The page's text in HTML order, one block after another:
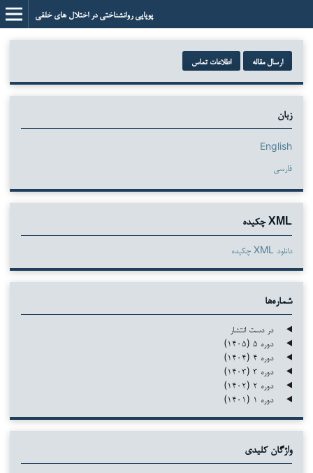
پویایی روانشناختی در اختلال های خلقی
ارسال مقاله اطلاعات تماس
زبان
English
فارسی
XML چکیده
دانلود XML چکیده
شماره‌ها
در دست انتشار
دوره ۵ (۱۴۰۵)
دوره ۴ (۱۴۰۴)
دوره ۳ (۱۴۰۳)
دوره ۲ (۱۴۰۲)
دوره ۱ (۱۴۰۱)
واژگان کلیدی